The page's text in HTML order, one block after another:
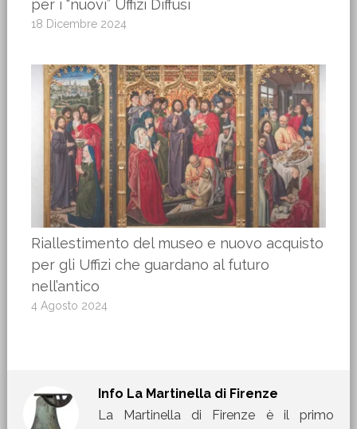
per i “nuovi” Uffizi Diffusi
18 Dicembre 2024
Riallestimento del museo e nuovo acquisto
per gli Uffizi che guardano al futuro
nell’antico
4 Agosto 2024
Info La Martinella di Firenze
La Martinella di Firenze è il primo